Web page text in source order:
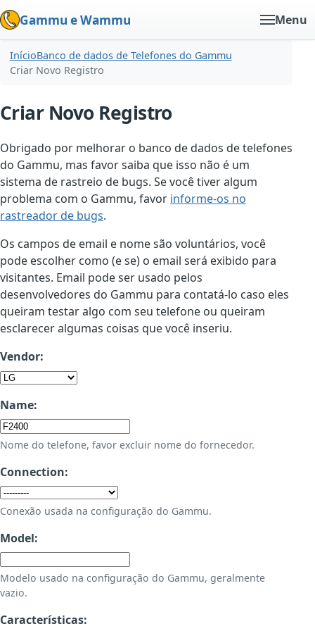
Gammu e Wammu Menu
InícioBanco de dados de Telefones do Gammu
Criar Novo Registro
Criar Novo Registro
Obrigado por melhorar o banco de dados de telefones
do Gammu, mas favor saiba que isso não é um
sistema de rastreio de bugs. Se você tiver algum
problema com o Gammu, favor informe-os no
rastreador de bugs.
Os campos de email e nome são voluntários, você
pode escolher como (e se) o email será exibido para
visitantes. Email pode ser usado pelos
desenvolvedores do Gammu para contatá-lo caso eles
queiram testar algo com seu telefone ou queiram
esclarecer algumas coisas que você inseriu.
Vendor:
Name:
Nome do telefone, favor excluir nome do fornecedor.
Connection:
Conexão usada na configuração do Gammu.
Model:
Modelo usado na configuração do Gammu, geralmente
vazio.
Características: